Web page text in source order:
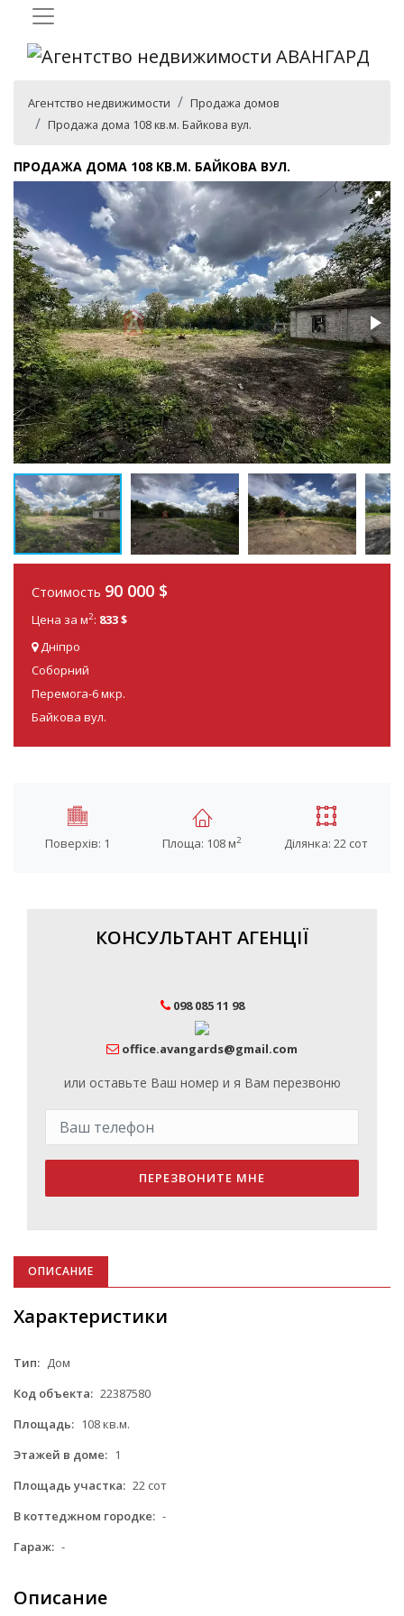
Агентство недвижимости
Продажа домов
Продажа дома 108 кв.м. Байкова вул.
ПРОДАЖА ДОМА 108 КВ.М. БАЙКОВА ВУЛ.
Стоимость 90 000 $
Цена за м2: 833 $
Дніпро
Соборний
Перемога-6 мкр.
Байкова вул.
Поверхів: 1 Площа: 108 м2 Ділянка: 22 сот
КОНСУЛЬТАНТ АГЕНЦІЇ
098 085 11 98
office.avangards@gmail.com
или оставьте Ваш номер и я Вам перезвоню
ПЕРЕЗВОНИТЕ МНЕ
ОПИСАНИЕ
Характеристики
Тип: Дом
Код объекта: 22387580
Площадь: 108 кв.м.
Этажей в доме: 1
Площадь участка: 22 сот
В коттеджном городке: -
Гараж: -
Описание